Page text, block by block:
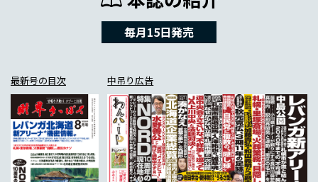
毎月15日発売
最新号の目次 中吊り広告